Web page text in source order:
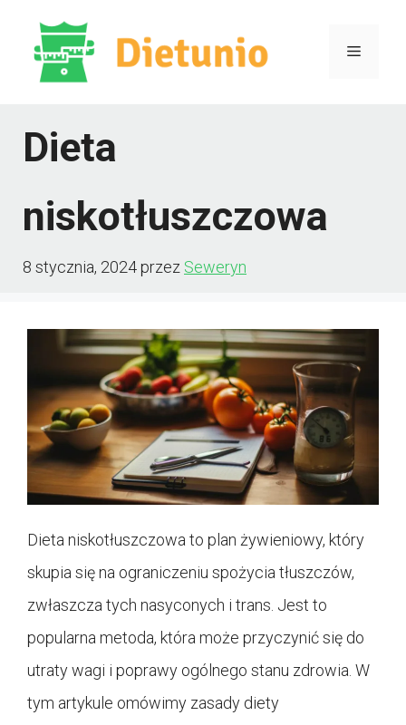
treści
Menu
Dieta
niskotłuszczowa
8 stycznia, 2024przez Seweryn
Dieta niskotłuszczowa to plan żywieniowy, który
skupia się na ograniczeniu spożycia tłuszczów,
zwłaszcza tych nasyconych i trans. Jest to
popularna metoda, która może przyczynić się do
utraty wagi i poprawy ogólnego stanu zdrowia. W
tym artykule omówimy zasady diety